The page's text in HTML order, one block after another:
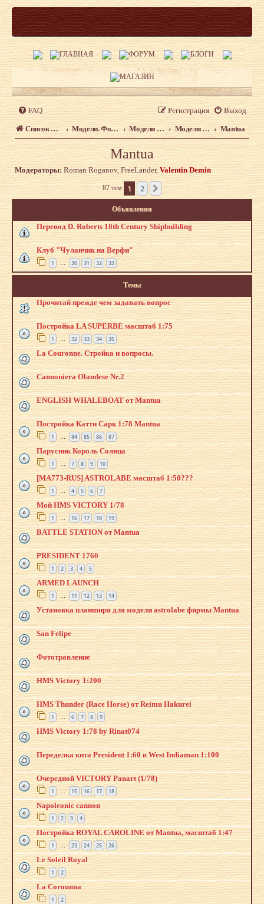
FAQ Выход
Регистрация
Список форумов Модели. Форум моделистов сайта shipmodeling.ru Модели из наборов. Что, где, когда. Модели из наборов Mantua
Mantua
Модераторы: Roman Roganov,FreeLander,Valentin Demin
87 тем 1 2 След.
Объявления
Перевод D. Roberts 18th Century Shipbuilding
Клуб "Чуланчик на Верфи"
1 … 30 31 32 33
Темы
Прочитай прежде чем задавать вопрос
Постройка LA SUPERBE масштаб 1:75
1 … 32 33 34 35
La Couronne. Стройка и вопросы.
Cannoniera Olandese Nr.2
ENGLISH WHALEBOAT от Mantua
Постройка Катти Сарк 1:78 Mantua
1 … 84 85 86 87
Парусник Король Солнца
1 … 7 8 9 10
[MA773-RUS] ASTROLABE масштаб 1:50???
1 … 4 5 6 7
Мой HMS VICTORY 1/78
1 … 16 17 18 19
BATTLE STATION от Mantua
PRESIDENT 1760
1 2 3 4 5
ARMED LAUNCH
1 … 11 12 13 14
Установка планширя для модели astrolabe фирмы Mantua
San Felipe
Фототравление
HMS Victory 1:200
HMS Thunder (Race Horse) от Reimu Hakurei
1 … 6 7 8 9
HMS Victory 1:78 by Rinat074
Переделка кита President 1:60 в West Indiaman 1:100
Очередной VICTORY Panart (1/78)
1 … 15 16 17 18
Napoleonic cannon
1 2 3 4
Постройка ROYAL CAROLINE от Mantua, масштаб 1:47
1 … 23 24 25 26
Le Soleil Royal
1 2
La Corounna
1 2